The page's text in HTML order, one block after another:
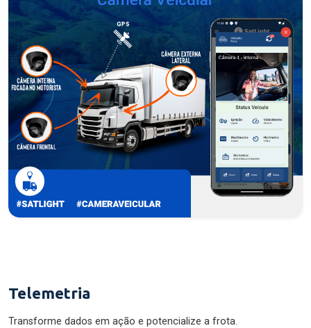
Telemetria
Transforme dados em ação e potencialize a frota.